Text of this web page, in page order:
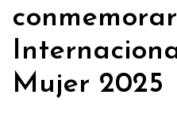
Mujer 2025